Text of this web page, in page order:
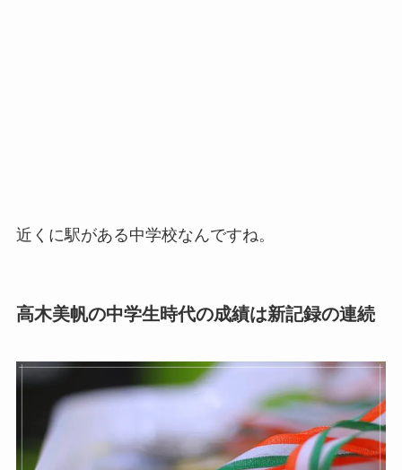
近くに駅がある中学校なんですね。
高木美帆の中学生時代の成績は新記録の連続